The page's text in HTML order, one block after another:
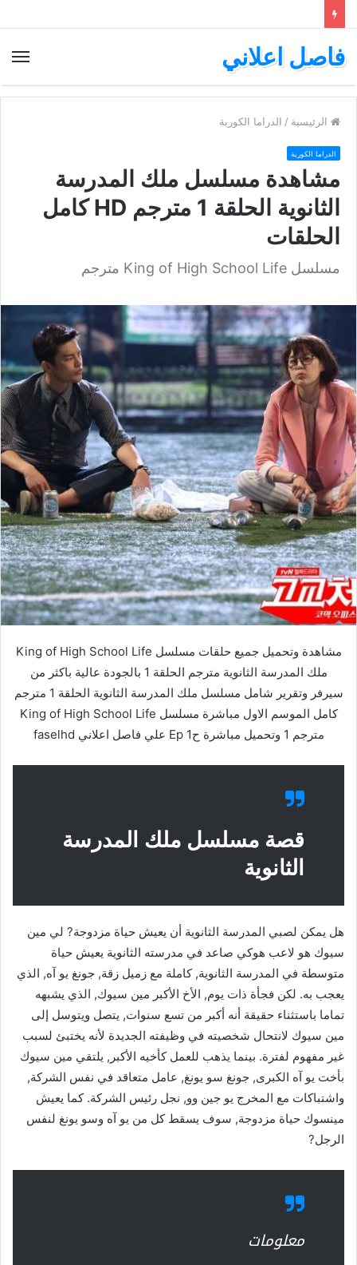
فاصل اعلاني
الرئيسية / الدراما الكورية
الدراما الكورية
مشاهدة مسلسل ملك المدرسة
الثانوية الحلقة 1 مترجم HD كامل
الحلقات
مسلسل King of High School Life مترجم
مشاهدة وتحميل جميع حلقات مسلسل King of High School Life
ملك المدرسة الثانوية مترجم الحلقة 1 بالجودة عالية باكثر من
سيرفر وتقرير شامل مسلسل ملك المدرسة الثانوية الحلقة 1 مترجم
كامل الموسم الاول مباشرة مسلسل King of High School Life
مترجم 1 وتحميل مباشرة ح1 Ep علي فاصل اعلاني faselhd
قصة مسلسل ملك المدرسة
الثانوية
هل يمكن لصبي المدرسة الثانوية أن يعيش حياة مزدوجة? لي مين
سيوك هو لاعب هوكي صاعد في مدرسته الثانوية يعيش حياة
متوسطة في المدرسة الثانوية, كاملة مع زميل زقة, جونغ يو آه, الذي
يعجب به. لكن فجأة ذات يوم, الأخ الأكبر مين سيوك, الذي يشبهه
تماما باستثناء حقيقة أنه أكبر من تسع سنوات, يتصل ويتوسل إلى
مين سيوك لانتحال شخصيته في وظيفته الجديدة لأنه يختبئ لسبب
غير مفهوم لفترة. بينما يذهب للعمل كأخيه الأكبر, يلتقي مين سيوك
بأخت يو آه الكبرى, جونغ سو يونغ, عامل متعاقد في نفس الشركة,
واشتباكات مع المخرج يو جين وو, نجل رئيس الشركة. كما يعيش
مينسوك حياة مزدوجة, سوف يسقط كل من يو آه وسو يونغ لنفس
الرجل?
معلومات